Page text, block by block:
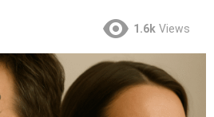
1.6k Views